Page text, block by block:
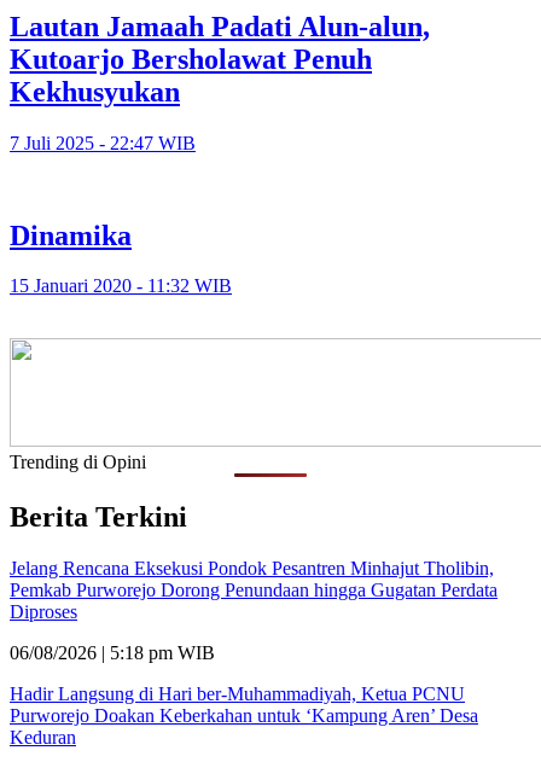
Lautan Jamaah Padati Alun-alun,
Kutoarjo Bersholawat Penuh
Kekhusyukan
7 Juli 2025 - 22:47 WIB
Dinamika
15 Januari 2020 - 11:32 WIB
Trending di Opini
Berita Terkini
Jelang Rencana Eksekusi Pondok Pesantren Minhajut Tholibin,
Pemkab Purworejo Dorong Penundaan hingga Gugatan Perdata
Diproses
06/08/2026 | 5:18 pm WIB
Hadir Langsung di Hari ber-Muhammadiyah, Ketua PCNU
Purworejo Doakan Keberkahan untuk ‘Kampung Aren’ Desa
Keduran